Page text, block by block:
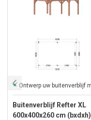
Buitenverblijf Refter XL
600x400x260 cm (bxdxh)